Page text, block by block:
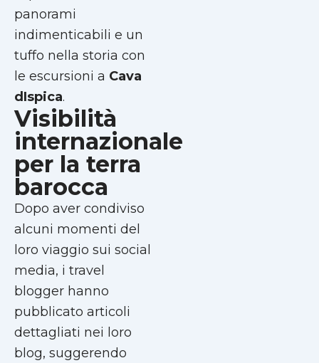
panorami
indimenticabili e un
tuffo nella storia con
le escursioni a Cava
dIspica.
Visibilità
internazionale
per la terra
barocca
Dopo aver condiviso
alcuni momenti del
loro viaggio sui social
media, i travel
blogger hanno
pubblicato articoli
dettagliati nei loro
blog, suggerendo